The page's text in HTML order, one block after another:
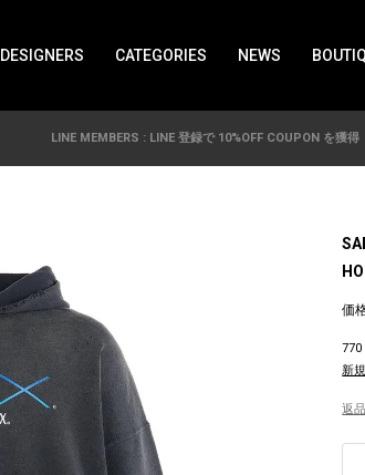
DESIGNERS CATEGORIES NEWS
LINE MEMBERS : LINE 登録で 10%OFF COUPON を獲得
価
770
新
返